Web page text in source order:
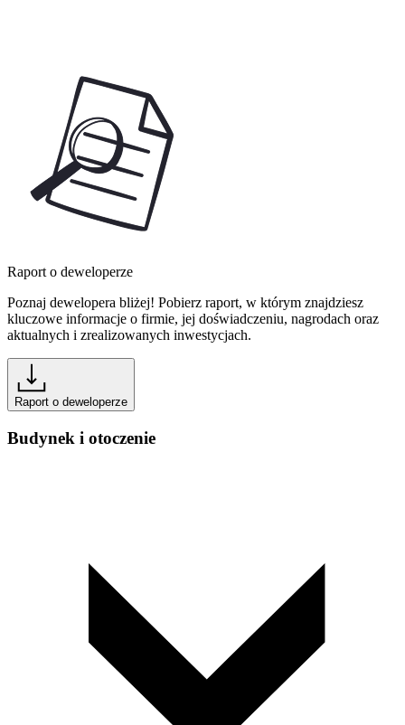
Raport o deweloperze
Poznaj dewelopera bliżej! Pobierz raport, w którym znajdziesz
kluczowe informacje o firmie, jej doświadczeniu, nagrodach oraz
aktualnych i zrealizowanych inwestycjach.
Raport o deweloperze
Budynek i otoczenie